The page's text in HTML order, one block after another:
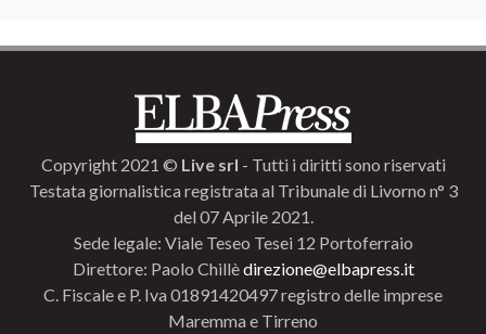
Copyright 2021 © Live srl - Tutti i diritti sono riservati
Testata giornalistica registrata al Tribunale di Livorno n° 3
del 07 Aprile 2021.
Sede legale: Viale Teseo Tesei 12 Portoferraio
Direttore: Paolo Chillèdirezione@elbapress.it
C. Fiscale e P. Iva 01891420497 registro delle imprese
Maremma e Tirreno